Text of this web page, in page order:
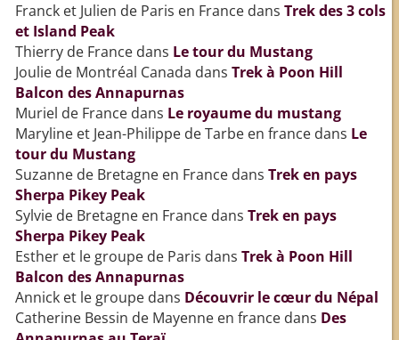
Franck et Julien de Paris en Francedans Trek des 3 cols
et Island Peak
Thierry de Francedans Le tour du Mustang
Joulie de Montréal Canada dans Trek à Poon Hill
Balcon des Annapurnas
Muriel de Francedans Le royaume du mustang
Maryline et Jean-Philippe de Tarbe en francedans Le
tour du Mustang
Suzanne de Bretagne en Francedans Trek en pays
Sherpa Pikey Peak
Sylvie de Bretagne en Francedans Trek en pays
Sherpa Pikey Peak
Esther et le groupe de Paris dans Trek à Poon Hill
Balcon des Annapurnas
Annick et le groupedans Découvrir le cœur du Népal
Catherine Bessin de Mayenne en francedans Des